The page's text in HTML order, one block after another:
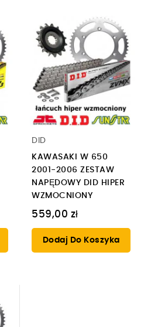
DID
KAWASAKI W 650
2001-2006 ZESTAW
NAPĘDOWY DID HIPER
WZMOCNIONY
559,00 zł
Dodaj Do Koszyka